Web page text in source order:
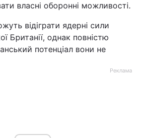
власні оборонні можливості.
відіграти ядерні сили
Британії, однак повністю
потенціал вони не
Реклама